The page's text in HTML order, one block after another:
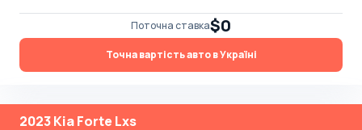
Поточна ставка$0
Точна вартість авто в Україні
2023 Kia Forte Lxs